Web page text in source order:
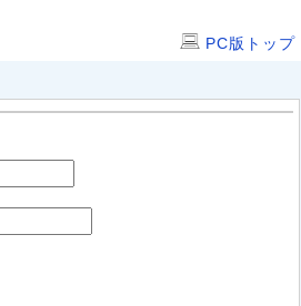
PC版トップ